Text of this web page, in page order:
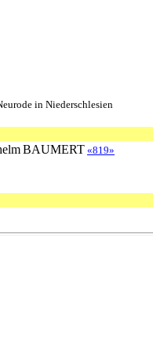
in Niederschlesien
BAUMERT «819»